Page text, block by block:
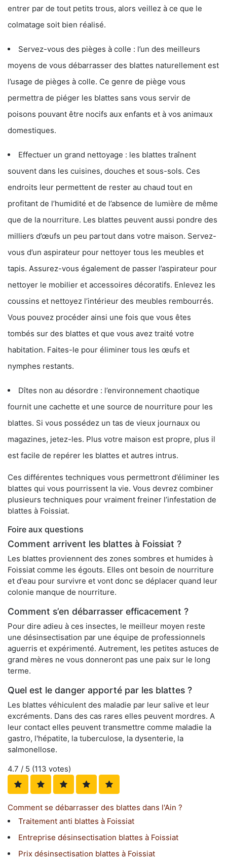
entrer par de tout petits trous, alors veillez à ce que le
colmatage soit bien réalisé.
Servez-vous des pièges à colle : l’un des meilleurs
moyens de vous débarrasser des blattes naturellement est
l’usage de pièges à colle. Ce genre de piège vous
permettra de piéger les blattes sans vous servir de
poisons pouvant être nocifs aux enfants et à vos animaux
domestiques.
Effectuer un grand nettoyage : les blattes traînent
souvent dans les cuisines, douches et sous-sols. Ces
endroits leur permettent de rester au chaud tout en
profitant de l’humidité et de l’absence de lumière de même
que de la nourriture. Les blattes peuvent aussi pondre des
milliers d’œufs un peu partout dans votre maison. Servez-
vous d’un aspirateur pour nettoyer tous les meubles et
tapis. Assurez-vous également de passer l’aspirateur pour
nettoyer le mobilier et accessoires décoratifs. Enlevez les
coussins et nettoyez l’intérieur des meubles rembourrés.
Vous pouvez procéder ainsi une fois que vous êtes
tombés sur des blattes et que vous avez traité votre
habitation. Faites-le pour éliminer tous les œufs et
nymphes restants.
Dîtes non au désordre : l’environnement chaotique
fournit une cachette et une source de nourriture pour les
blattes. Si vous possédez un tas de vieux journaux ou
magazines, jetez-les. Plus votre maison est propre, plus il
est facile de repérer les blattes et autres intrus.
Ces différentes techniques vous permettront d’éliminer les
blattes qui vous pourrissent la vie. Vous devrez combiner
plusieurs techniques pour vraiment freiner l’infestation de
blattes à Foissiat.
Foire aux questions
Comment arrivent les blattes à Foissiat ?
Les blattes proviennent des zones sombres et humides à
Foissiat comme les égouts. Elles ont besoin de nourriture
et d'eau pour survivre et vont donc se déplacer quand leur
colonie manque de nourriture.
Comment s’en débarrasser efficacement ?
Pour dire adieu à ces insectes, le meilleur moyen reste
une désinsectisation par une équipe de professionnels
aguerris et expérimenté. Autrement, les petites astuces de
grand mères ne vous donneront pas une paix sur le long
terme.
Quel est le danger apporté par les blattes ?
Les blattes véhiculent des maladie par leur salive et leur
excréments. Dans des cas rares elles peuvent mordres. A
leur contact elles peuvent transmettre comme maladie la
gastro, l'hépatite, la tuberculose, la dysenterie, la
salmonellose.
4.7 / 5 (113 votes)
Comment se débarrasser des blattes dans l'Ain ?
Traitement anti blattes à Foissiat
Entreprise désinsectisation blattes à Foissiat
Prix désinsectisation blattes à Foissiat